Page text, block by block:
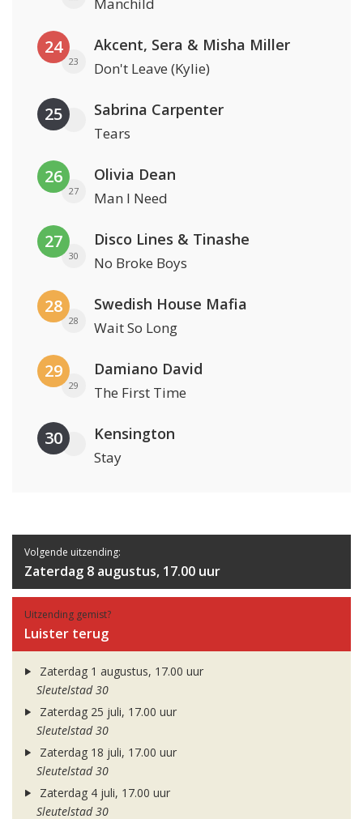
Manchild
24
23
Akcent, Sera & Misha Miller
Don't Leave (Kylie)
25 Sabrina Carpenter
Tears
26
27
Olivia Dean
Man I Need
27
30
Disco Lines & Tinashe
No Broke Boys
28
28
Swedish House Mafia
Wait So Long
29
29
Damiano David
The First Time
30 Kensington
Stay
Volgende uitzending:
Zaterdag 8 augustus, 17.00 uur
Uitzending gemist?
Luister terug
Zaterdag 1 augustus, 17.00 uur
Sleutelstad 30
Zaterdag 25 juli, 17.00 uur
Sleutelstad 30
Zaterdag 18 juli, 17.00 uur
Sleutelstad 30
Zaterdag 4 juli, 17.00 uur
Sleutelstad 30